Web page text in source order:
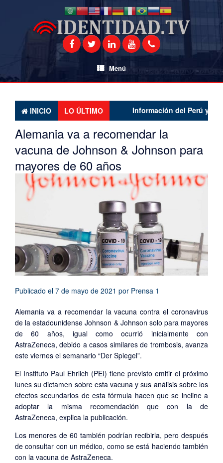
Menú
INICIO LO ÚLTIMO Información del Perú y el
Alemania va a recomendar la
vacuna de Johnson & Johnson para
mayores de 60 años
Publicado el 7 de mayo de 2021 por Prensa 1
Alemania va a recomendar la vacuna contra el coronavirus
de la estadounidense Johnson & Johnson solo para mayores
de 60 años, igual como ocurrió inicialmente con
AstraZeneca, debido a casos similares de trombosis, avanza
este viernes el semanario “Der Spiegel”.
El Instituto Paul Ehrlich (PEI) tiene previsto emitir el próximo
lunes su dictamen sobre esta vacuna y sus análisis sobre los
efectos secundarios de esta fórmula hacen que se incline a
adoptar la misma recomendación que con la de
AstraZeneca, explica la publicación.
Los menores de 60 también podrían recibirla, pero después
de consultar con un médico, como se está haciendo también
con la vacuna de AstraZeneca.